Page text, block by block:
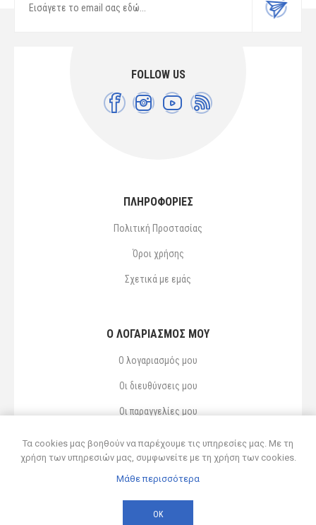
FOLLOW US
ΠΛΗΡΟΦΟΡΙΕΣ
Πολιτική Προστασίας
Όροι χρήσης
Σχετικά με εμάς
Ο ΛΟΓΑΡΙΑΣΜΌΣ ΜΟΥ
Ο λογαριασμός μου
Οι διευθύνσεις μου
Οι παραγγελίες μου
© 2026 Δ ΚΥΡΣΑΝΙΔΗΣ ΚΑΙ ΥΙΟΣ ΟΕ
Τα cookies μας βοηθούν να παρέχουμε τις υπηρεσίες μας. Με τη
χρήση των υπηρεσιών μας, συμφωνείτε με τη χρήση των cookies.
Μάθε περισσότερα
ΟΚ